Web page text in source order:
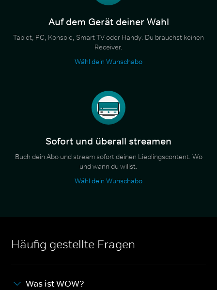
Auf dem Gerät deiner Wahl
Tablet, PC, Konsole, Smart TV oder Handy. Du brauchst keinen
Receiver.
Wähl dein Wunschabo
Sofort und überall streamen
Buch dein Abo und stream sofort deinen Lieblingscontent. Wo
und wann du willst.
Wähl dein Wunschabo
Häufig gestellte Fragen
Was ist WOW?